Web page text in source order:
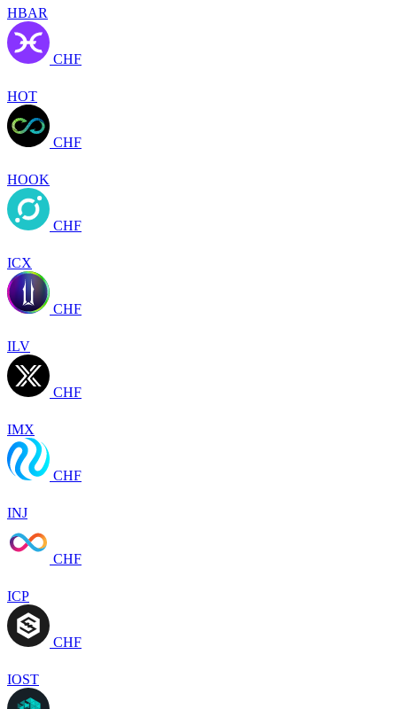
HBAR
CHF
HOT
CHF
HOOK
CHF
ICX
CHF
ILV
CHF
IMX
CHF
INJ
CHF
ICP
CHF
IOST